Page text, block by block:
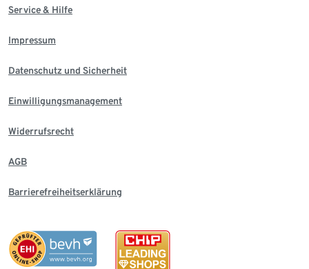
Service & Hilfe
Impressum
Datenschutz und Sicherheit
Einwilligungsmanagement
Widerrufsrecht
AGB
Barrierefreiheitserklärung